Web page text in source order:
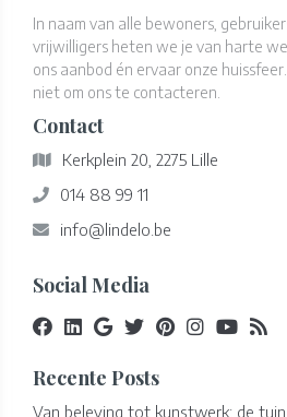
In naam van alle bewoners,
vrijwilligers heten we je van harte
ons aanbod én ervaar onze
niet om ons te contacteren.
Contact
Kerkplein 20, 2275 Lille
014 88 99 11
info@lindelo.be
Social Media
Recente Posts
Van beleving tot kunstwerk: de